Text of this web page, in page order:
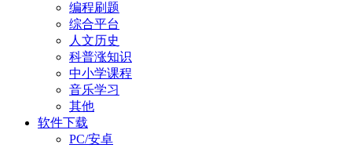
编程刷题
综合平台
人文历史
科普涨知识
中小学课程
音乐学习
其他
软件下载
PC/安卓